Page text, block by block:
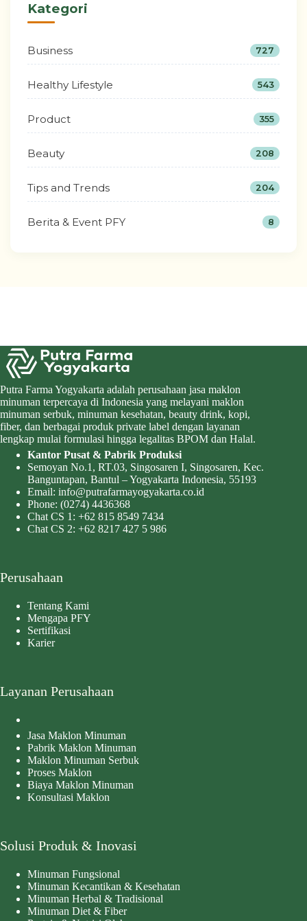
Kategori
Business 727
Healthy Lifestyle 543
Product 355
Beauty 208
Tips and Trends 204
Berita & Event PFY 8
Putra Farma Yogyakarta adalah perusahaan jasa maklon
minuman terpercaya di Indonesia yang melayani maklon
minuman serbuk, minuman kesehatan, beauty drink, kopi,
fiber, dan berbagai produk private label dengan layanan
lengkap mulai formulasi hingga legalitas BPOM dan Halal.
Kantor Pusat & Pabrik Produksi
Semoyan No.1, RT.03, Singosaren I, Singosaren, Kec.
Banguntapan, Bantul – Yogyakarta Indonesia, 55193
Email: info@putrafarmayogyakarta.co.id
Phone: (0274) 4436368
Chat CS 1: +62 815 8549 7434
Chat CS 2: +62 8217 427 5 986
Perusahaan
Tentang Kami
Mengapa PFY
Sertifikasi
Karier
Layanan Perusahaan
Jasa Maklon Minuman
Pabrik Maklon Minuman
Maklon Minuman Serbuk
Proses Maklon
Biaya Maklon Minuman
Konsultasi Maklon
Solusi Produk & Inovasi
Minuman Fungsional
Minuman Kecantikan & Kesehatan
Minuman Herbal & Tradisional
Minuman Diet & Fiber